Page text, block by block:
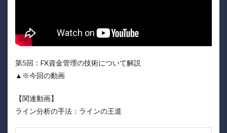
第5回：FX資金管理の技術について解説
▲※今回の動画
【関連動画】
ライン分析の手法：ラインの王道